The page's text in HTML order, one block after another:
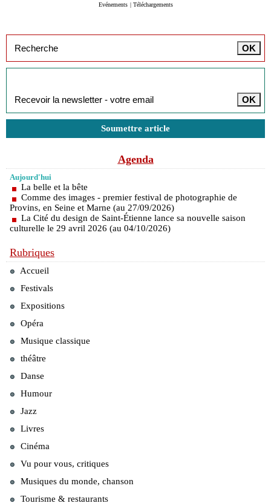
Evénements | Téléchargements
Soumettre article
Agenda
Aujourd'hui
La belle et la bête
Comme des images - premier festival de photographie de
Provins, en Seine et Marne (au 27/09/2026)
La Cité du design de Saint-Étienne lance sa nouvelle saison
culturelle le 29 avril 2026 (au 04/10/2026)
Rubriques
Accueil
Festivals
Expositions
Opéra
Musique classique
théâtre
Danse
Humour
Jazz
Livres
Cinéma
Vu pour vous, critiques
Musiques du monde, chanson
Tourisme & restaurants